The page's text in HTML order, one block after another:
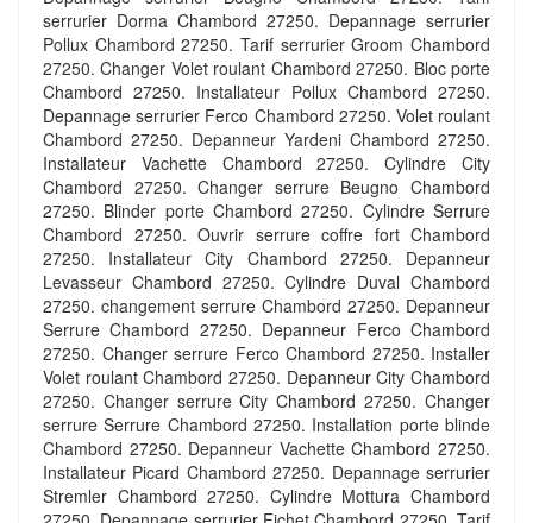
serrurier Dorma Chambord 27250. Depannage serrurier
Pollux Chambord 27250. Tarif serrurier Groom Chambord
27250. Changer Volet roulant Chambord 27250. Bloc porte
Chambord 27250. Installateur Pollux Chambord 27250.
Depannage serrurier Ferco Chambord 27250. Volet roulant
Chambord 27250. Depanneur Yardeni Chambord 27250.
Installateur Vachette Chambord 27250. Cylindre City
Chambord 27250. Changer serrure Beugno Chambord
27250. Blinder porte Chambord 27250. Cylindre Serrure
Chambord 27250. Ouvrir serrure coffre fort Chambord
27250. Installateur City Chambord 27250. Depanneur
Levasseur Chambord 27250. Cylindre Duval Chambord
27250. changement serrure Chambord 27250. Depanneur
Serrure Chambord 27250. Depanneur Ferco Chambord
27250. Changer serrure Ferco Chambord 27250. Installer
Volet roulant Chambord 27250. Depanneur City Chambord
27250. Changer serrure City Chambord 27250. Changer
serrure Serrure Chambord 27250. Installation porte blinde
Chambord 27250. Depanneur Vachette Chambord 27250.
Installateur Picard Chambord 27250. Depannage serrurier
Stremler Chambord 27250. Cylindre Mottura Chambord